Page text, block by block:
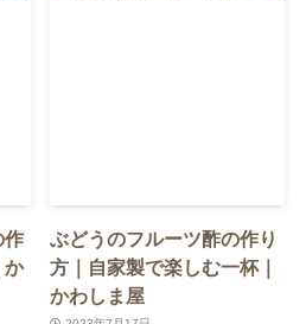
作
か
ぶどうのフルーツ酢の作り
方｜自家製で楽しむ一杯｜
かわしま屋